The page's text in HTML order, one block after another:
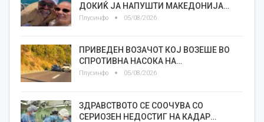
ДОКИЌ ЈА НАПУШТИ МАКЕДОНИЈА…
Плусинфо 05/08/2026
ПРИВЕДЕН ВОЗАЧОТ КОЈ ВОЗЕШЕ ВО
СПРОТИВНА НАСОКА НА…
Плусинфо 05/08/2026
ЗДРАВСТВОТО СЕ СООЧУВА СО
СЕРИОЗЕН НЕДОСТИГ НА КАДАР…